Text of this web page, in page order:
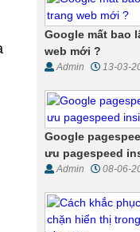
Google mất bao
web mới ?
Admin 13-03-
Google
ưu pagespeed
Admin 08-06-